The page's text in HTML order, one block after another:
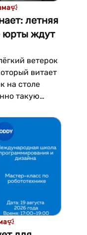
летняя
юрты ждут
ветерок
витает
на столе
такую
Lezzetli
небом